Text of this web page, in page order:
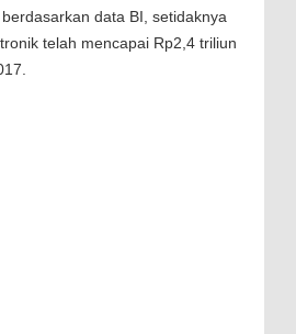
data BI, setidaknya
telah mencapai Rp2,4 triliun